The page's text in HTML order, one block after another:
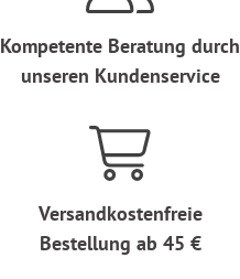
Kompetente Beratung durch
unseren Kundenservice
Versandkostenfreie
Bestellung ab 45 €